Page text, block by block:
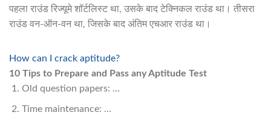
पहला राउंड रिज्यूमे शॉर्टलिस्ट था, उसके बाद टेक्निकल राउंड था। तीसरा
राउंड वन-ऑन-वन ​​था, जिसके बाद अंतिम एचआर राउंड था।
How can I crack aptitude?
10 Tips to Prepare and Pass any Aptitude Test
Old question papers: …
Time maintenance: …